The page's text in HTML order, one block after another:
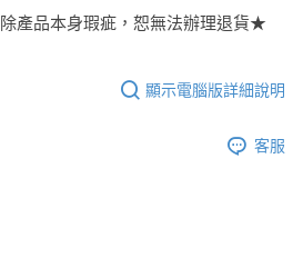
，點擊此簡訊中的連結，可透過四大超商／
意取消之訂單仍視為有效，需透過AFTEE先享
欲退款等相關疑問，請聯繫「AFTEE先享後付
司提供之「AFTEE先享後付」服務完成之交
供個人資料，並將交易相關給付款項請求債
以上)免運費
以上)免運費
產品本身瑕疵，恕無法辦理退貨★
顯示電腦版詳細說明
客服